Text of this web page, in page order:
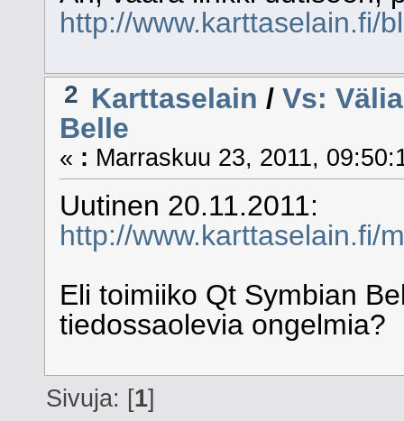
http://www.karttaselain.fi/
2 Karttaselain /Vs:
Belle
« : Marraskuu 23, 2011,
Uutinen 20.11.2011:
http://www.karttaselain.fi/
Eli toimiiko Qt Symbian
tiedossaolevia ongelmia?
Sivuja: [1]